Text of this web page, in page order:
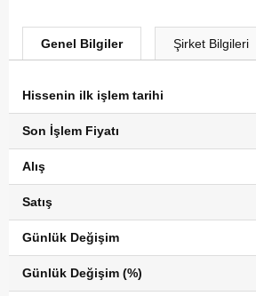
Genel Bilgiler Şirket Bilgileri
Hissenin ilk işlem tarihi
Son İşlem Fiyatı
Alış
Satış
Günlük Değişim
Günlük Değişim (%)